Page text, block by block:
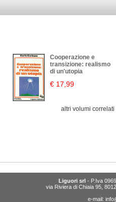
Cooperazione e
transizione: realismo
di un'utopia
€ 17,99
altri volumi correlati
Liguori srl - P.Iva
via Riviera di Chiaia 95,
e-mail: